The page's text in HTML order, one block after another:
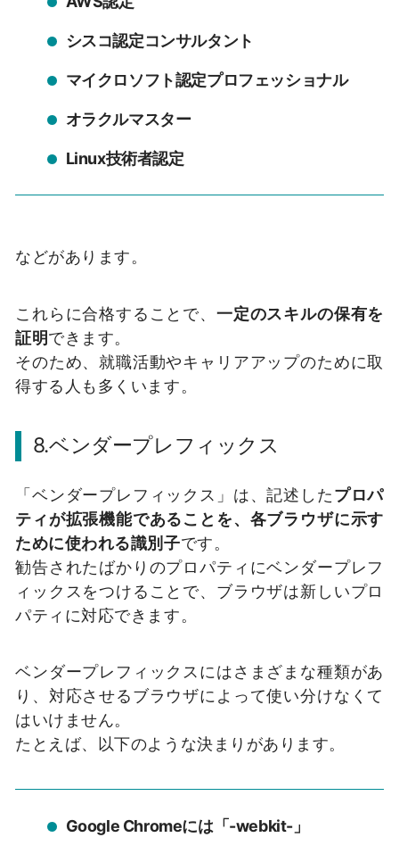
シスコ認定コンサルタント
マイクロソフト認定プロフェッショナル
オラクルマスター
Linux技術者認定
などがあります。
これらに合格することで、 一定のスキルの保有を
証明できます。
そのため、就職活動やキャリアアップのために取
得する人も多くいます。
8.ベンダープレフィックス
「ベンダープレフィックス」は、記述したプロパ
ティが拡張機能であることを、各ブラウザに示す
ために使われる識別子です。
勧告されたばかりのプロパティにベンダープレフ
ィックスをつけることで、ブラウザは新しいプロ
パティに対応できます。
ベンダープレフィックスにはさまざまな種類があ
り、対応させるブラウザによって使い分けなくて
はいけません。
たとえば、以下のような決まりがあります。
Google Chromeには「-webkit-」